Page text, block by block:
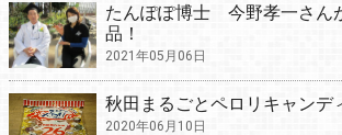
たんぽぽ博士 今野孝一さん
品！
2021年05月06日
秋田まるごとペロリキャンデ
2020年06月10日